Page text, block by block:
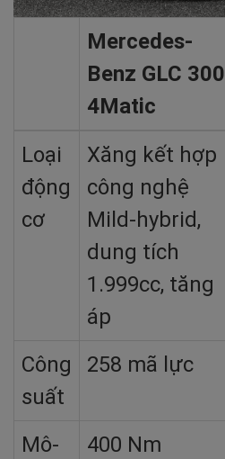
Mercedes-
Benz GLC 300
4Matic
Loại
động
cơ
Xăng kết hợp
công nghệ
Mild-hybrid,
dung tích
1.999cc, tăng
áp
Công
suất
258 mã lực
Mô-
400 Nm